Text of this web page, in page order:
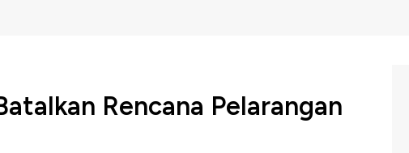
Rencana Pelarangan